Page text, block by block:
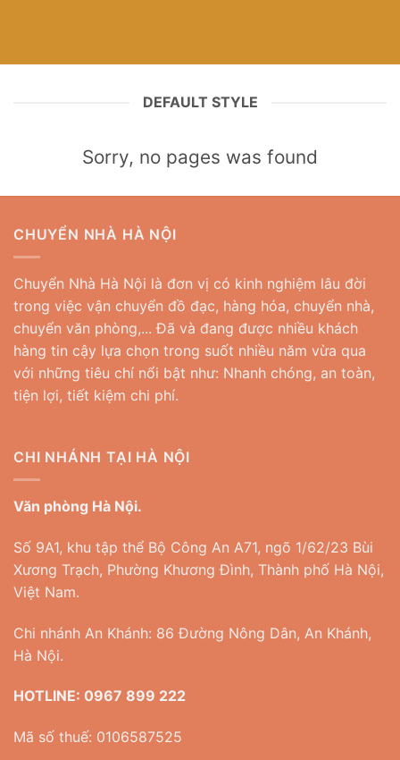
DEFAULT STYLE
Sorry, no pages was found
CHUYỂN NHÀ HÀ NỘI
Chuyển Nhà Hà Nội là đơn vị có kinh nghiệm lâu đời
trong việc vận chuyển đồ đạc, hàng hóa, chuyển nhà,
chuyển văn phòng,... Đã và đang được nhiều khách
hàng tin cậy lựa chọn trong suốt nhiều năm vừa qua
với những tiêu chí nổi bật như: Nhanh chóng, an toàn,
tiện lợi, tiết kiệm chi phí.
CHI NHÁNH TẠI HÀ NỘI
Văn phòng Hà Nội.
Số 9A1, khu tập thể Bộ Công An A71, ngõ 1/62/23 Bùi
Xương Trạch, Phường Khương Đình, Thành phố Hà Nội,
Việt Nam.
Chi nhánh An Khánh: 86 Đường Nông Dân, An Khánh,
Hà Nội.
HOTLINE: 0967 899 222
Mã số thuế: 0106587525